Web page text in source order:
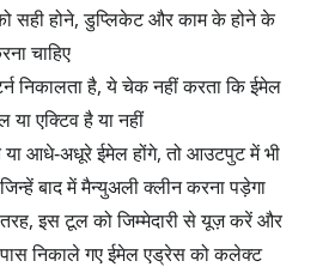
सही होने, डुप्लिकेट और काम के होने के
चाहिए
निकालता है, ये चेक नहीं करता कि ईमेल
एक्टिव है या नहीं
या आधे‑अधूरे ईमेल होंगे, तो आउटपुट में भी
बाद में मैन्युअली क्लीन करना पड़ेगा
इस टूल को जिम्मेदारी से यूज़ करें और
निकाले गए ईमेल एड्रेस को कलेक्ट